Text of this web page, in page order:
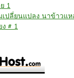
1
เปลี่ยนแปลง นาข้าวแห
ง # 1